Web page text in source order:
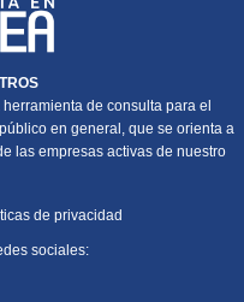
de consulta para el
en general, que se orienta a
las empresas activas de nuestro
de privacidad
sociales: